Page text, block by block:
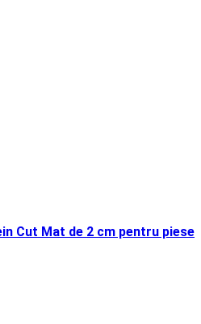
Cut Mat de 2 cm pentru piese